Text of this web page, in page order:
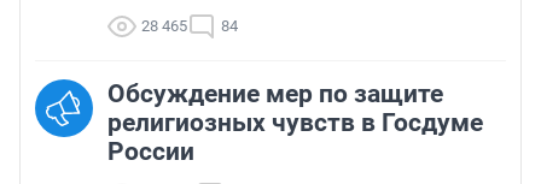
28 465 84
Обсуждение мер по защите
религиозных чувств в Госдуме
России